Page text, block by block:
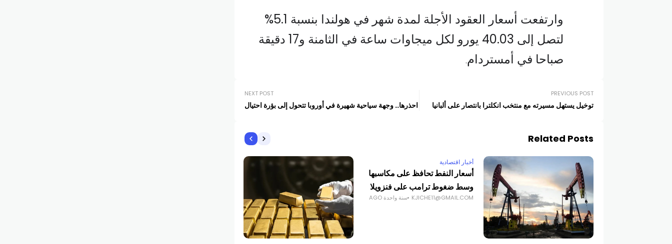
وارتفعت أسعار العقود الأجلة لمدة شهر في هولندا بنسبة 5.1%
لتصل إلى 40.03 يورو لكل ميجاوات ساعة في الثامنة و17 دقيقة
صباحا في أمستردام.
PREVIOUS POST
توخيل يستهل مسيرته مع منتخب انكلترا بانتصار على ألبانيا
NEXT POST
احذرها.. وجهة سياحية شهيرة في أوروبا تتحول إلى بؤرة احتيال
Related Posts
أخبار اقتصادية
أسعار النفط تحافظ على مكاسبها
وسط ضغوط ترامب على فنزويلا
KJICHE11@GMAIL.COM سنة واحدة AGO